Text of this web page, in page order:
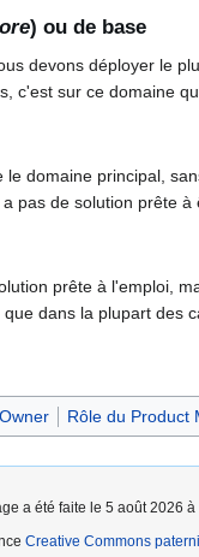
) ou de base
devons déployer le
c'est sur ce domaine
domaine principal,
pas de solution prête
prête à l'emploi,
dans la plupart des
Rôle du Product
a été faite le 5 août 2026 à
Creative Commons